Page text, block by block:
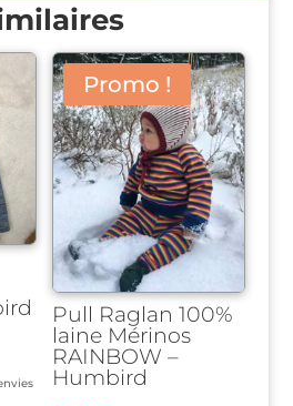
Promo !
Pull Raglan 100%
laine Mérinos
RAINBOW –
Humbird